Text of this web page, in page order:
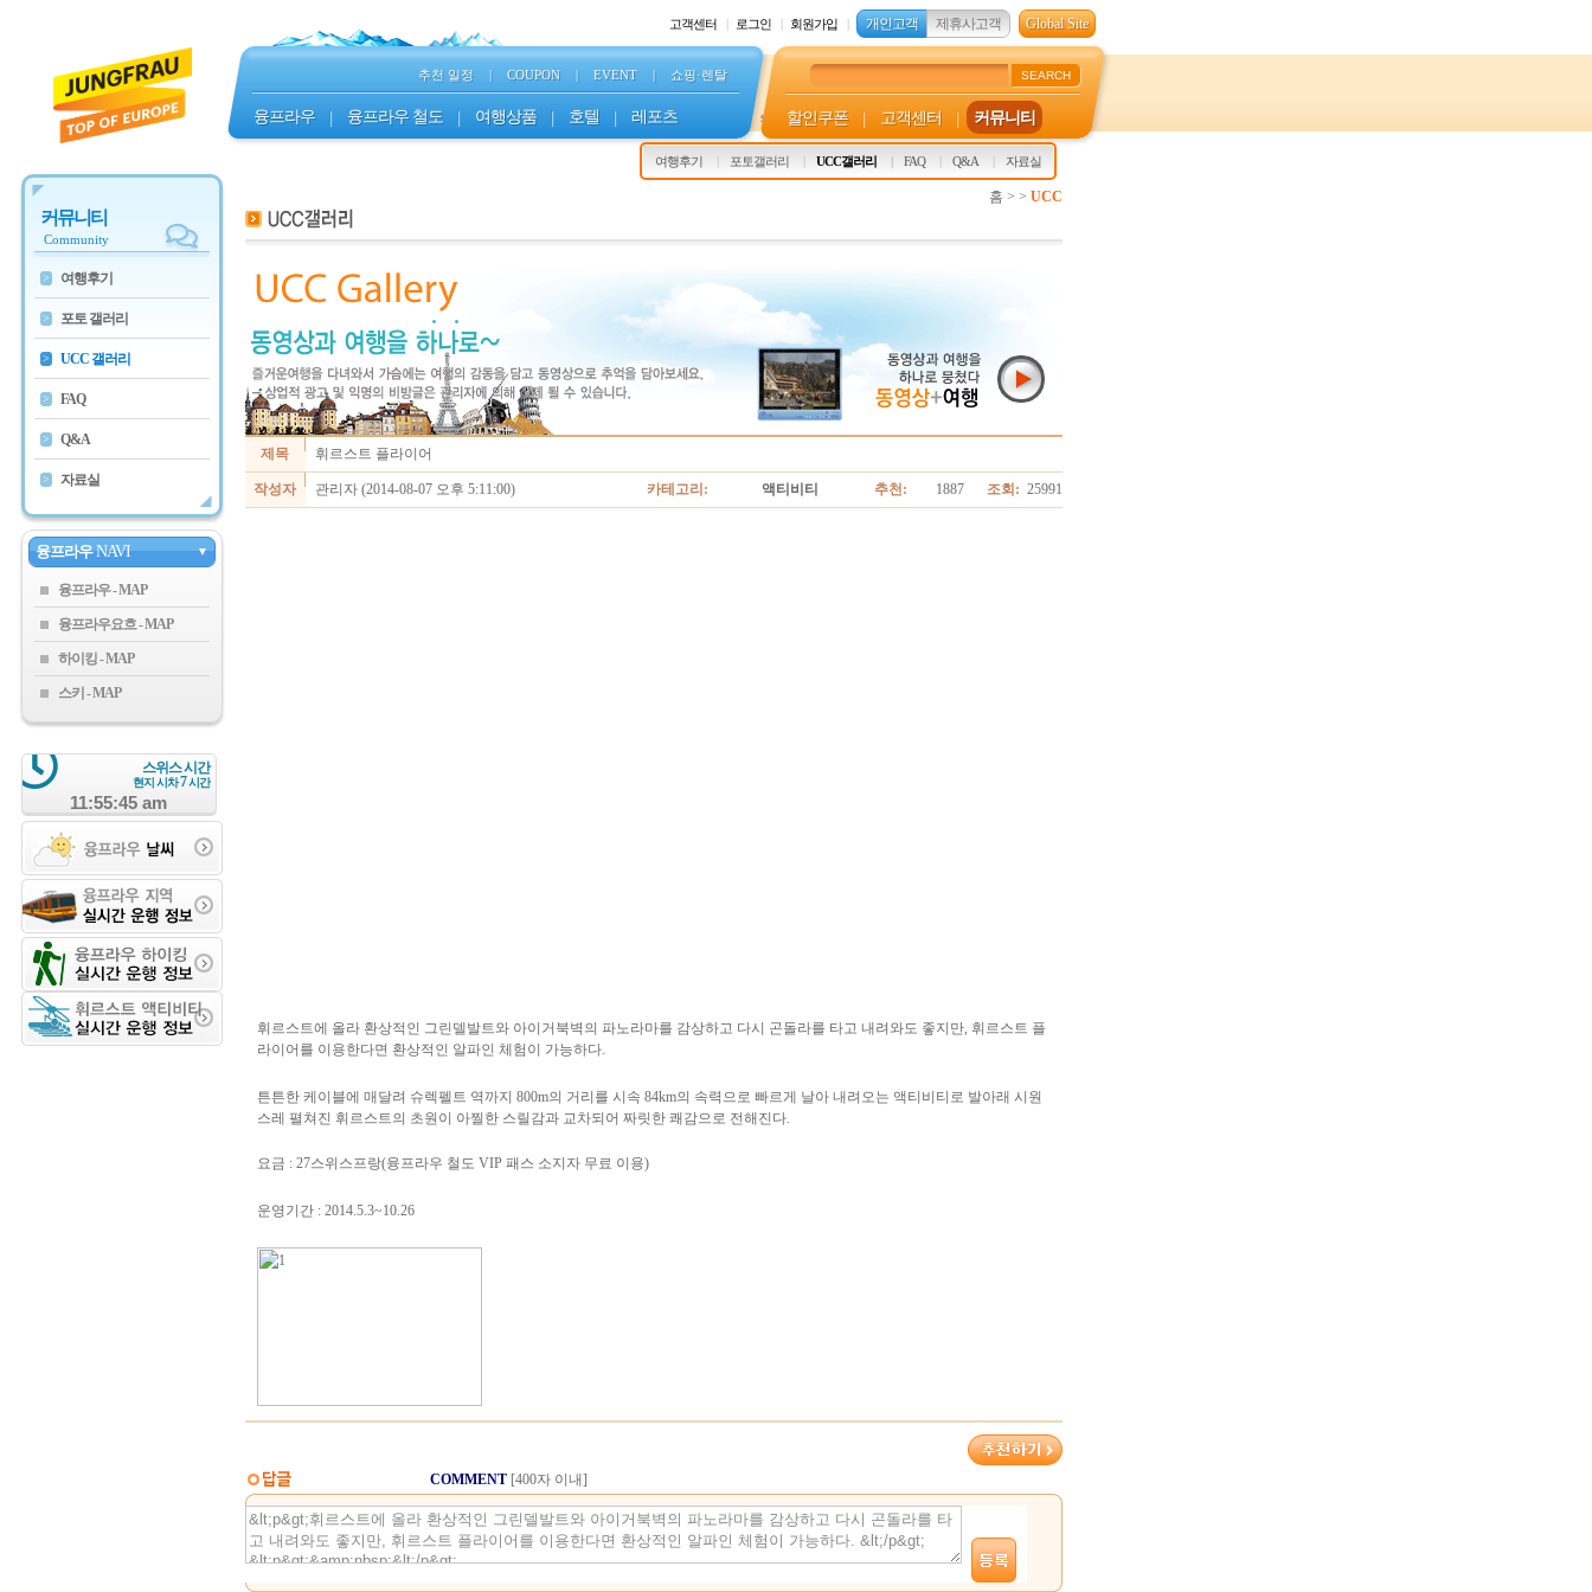
고객센터 로그인 회원가입 개인고객 제휴사고객 Global Site
추천 일정 | COUPON | EVENT | 쇼핑·렌탈
융프라우 융프라우 철도 여행상품 호텔 레포츠 s
SEARCH
할인쿠폰 | 고객센터 | 커뮤니티
여행후기 포토갤러리 UCC갤러리 FAQ Q&A 자료실
커뮤니티
Community
> 여행후기
> 포토 갤러리
> UCC 갤러리
> FAQ
> Q&A
> 자료실
융프라우 NAVI ▼
융프라우
융프라우요흐
하이킹
스키
스위스 시간
현지 시차7시간
11:55:46 am
홈 > > UCC
제목 휘르스트 플라이어
작성자 관리자 (2014-08-07 오후 5:11:00) 카테고리: 액티비티 추천: 1887 조회: 25991
휘르스트에 올라 환상적인 그린델발트와 아이거북벽의 파노라마를 감상하고 다시 곤돌라를 타고 내려와도 좋지만, 휘르스트 플
라이어를 이용한다면 환상적인 알파인 체험이 가능하다.
튼튼한 케이블에 매달려 슈렉펠트 역까지 800m의 거리를 시속 84km의 속력으로 빠르게 날아 내려오는 액티비티로 발아래 시원
스레 펼쳐진 휘르스트의 초원이 아찔한 스릴감과 교차되어 짜릿한 쾌감으로 전해진다.
요금 : 27스위스프랑(융프라우 철도 VIP 패스 소지자 무료 이용)
운영기간 : 2014.5.3~10.26
COMMENT [400자 이내]